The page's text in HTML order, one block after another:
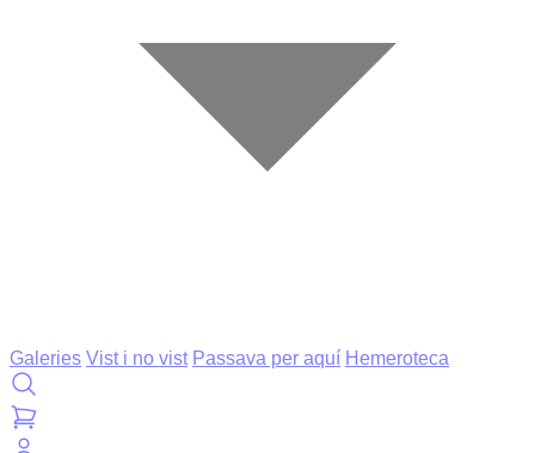
Galeries Vist i no vist Passava per aquí Hemeroteca